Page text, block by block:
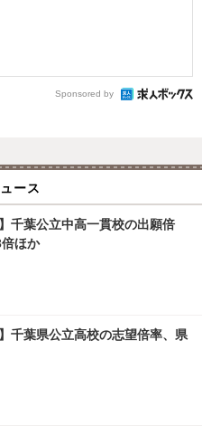
Sponsored by
ース
千葉公立中高一貫校の出願倍
ほか
千葉県公立高校の志望倍率、県